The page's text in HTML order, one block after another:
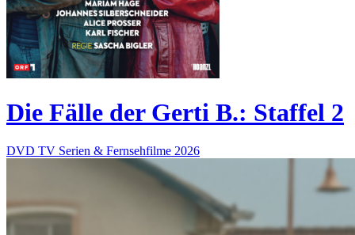
Die Fälle der Gerti B.: Staffel 2
DVD TV Serien & Fernsehfilme 2026